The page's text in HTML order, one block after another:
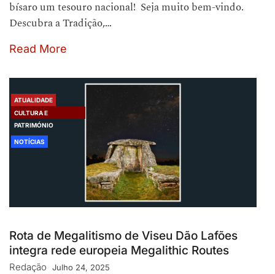
bísaro um tesouro nacional! Seja muito bem-vindo.
Descubra a Tradição,…
Read More
ATUALIDADE
CULTURA E
PATRIMÓNIO
NOTÍCIAS
Rota de Megalitismo de Viseu Dão Lafões
integra rede europeia Megalithic Routes
Redação Julho 24, 2025